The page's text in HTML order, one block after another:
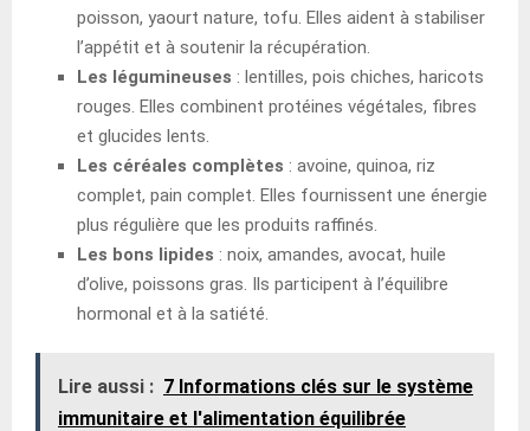
poisson, yaourt nature, tofu. Elles aident à stabiliser
l’appétit et à soutenir la récupération.
Les légumineuses : lentilles, pois chiches, haricots
rouges. Elles combinent protéines végétales, fibres
et glucides lents.
Les céréales complètes : avoine, quinoa, riz
complet, pain complet. Elles fournissent une énergie
plus régulière que les produits raffinés.
Les bons lipides : noix, amandes, avocat, huile
d’olive, poissons gras. Ils participent à l’équilibre
hormonal et à la satiété.
Lire aussi : 7 Informations clés sur le système
immunitaire et l'alimentation équilibrée